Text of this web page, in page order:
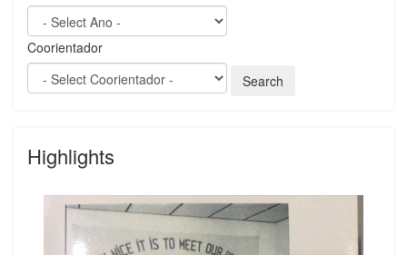
Coorientador
Highlights